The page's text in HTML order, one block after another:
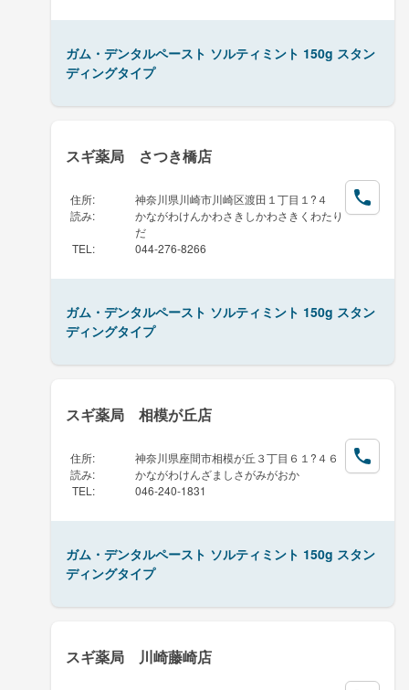
ガム・デンタルペースト ソルティミント 150g スタン
ディングタイプ
スギ薬局 さつき橋店
住所:
神奈川県川崎市川崎区渡田１丁目１?４
読み:
かながわけんかわさきしかわさきくわたり
だ
TEL : 044-276-8266
ガム・デンタルペースト ソルティミント 150g スタン
ディングタイプ
スギ薬局 相模が丘店
住所:
神奈川県座間市相模が丘３丁目６１?４６
読み:
かながわけんざましさがみがおか
TEL : 046-240-1831
ガム・デンタルペースト ソルティミント 150g スタン
ディングタイプ
スギ薬局 川崎藤崎店